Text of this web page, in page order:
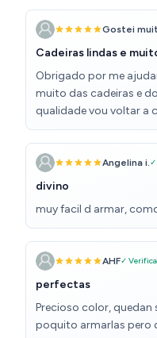
Gostei
Cadeiras lindas e
Obrigado por me
muito das cadeiras e
qualidade vou voltar a
Angelina i. ✓
divino
muy facil d armar,
AHF✓
perfectas
Precioso color, quedan
poquito armarlas pero